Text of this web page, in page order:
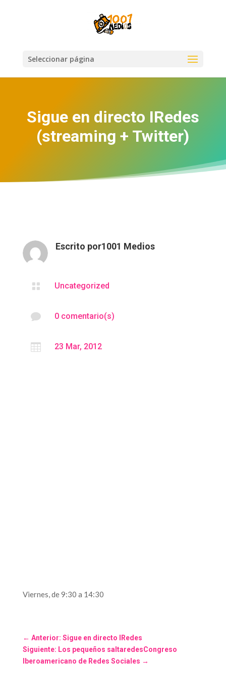
Seleccionar página
Sigue en directo IRedes
(streaming + Twitter)
Escrito por1001 Medios
 Uncategorized
 0 comentario(s)
 23 Mar, 2012
Viernes, de 9:30 a 14:30
← Anterior: Sigue en directo IRedes
Siguiente: Los pequeños saltaredesCongreso
Iberoamericano de Redes Sociales →